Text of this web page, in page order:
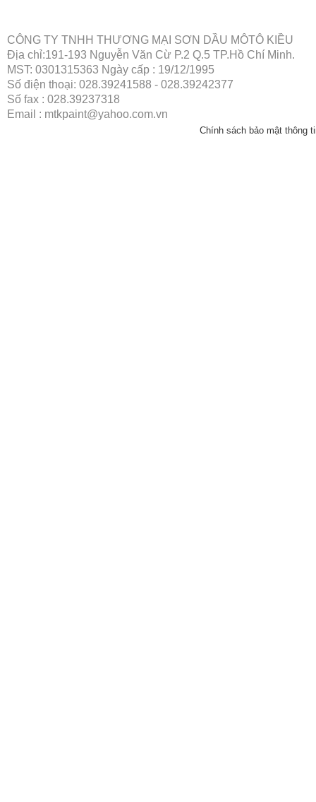
CÔNG TY TNHH THƯƠNG MẠI SƠN DẦU MÔTÔ KIỀU
Địa chỉ:191-193 Nguyễn Văn Cừ P.2 Q.5 TP.Hồ Chí Minh.
MST: 0301315363 Ngày cấp : 19/12/1995
Số điện thoại: 028.39241588 - 028.39242377
Số fax : 028.39237318
Email : mtkpaint@yahoo.com.vn
Chính sách bảo mật thông